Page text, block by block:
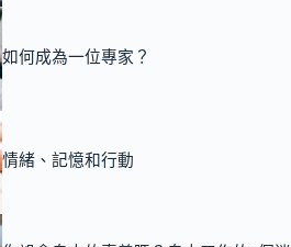
如何成為一位專家？
情緒、記憶和行動